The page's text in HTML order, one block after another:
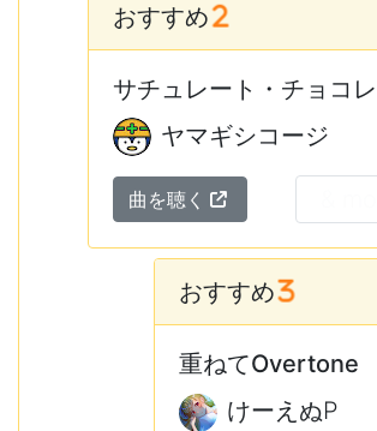
おすすめ
サチュレート・チョコ
ヤマギシコージ
曲を聴く
おすすめ
重ねてOvertone
けーえぬP